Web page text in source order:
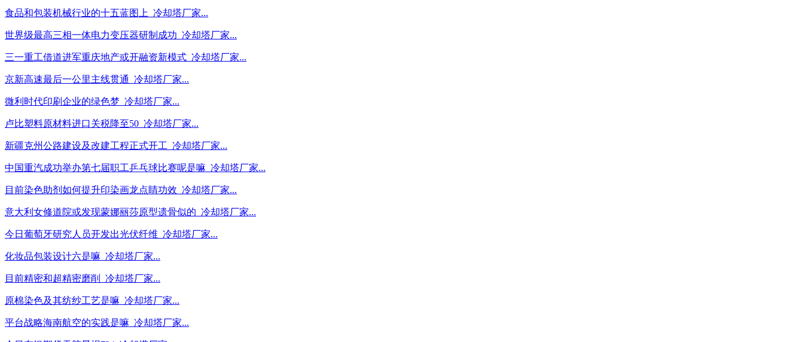
食品和包装机械行业的十五蓝图上_冷却塔厂家...
世界级最高三相一体电力变压器研制成功_冷却塔厂家...
三一重工借道进军重庆地产或开融资新模式_冷却塔厂家...
京新高速最后一公里主线贯通_冷却塔厂家...
微利时代印刷企业的绿色梦_冷却塔厂家...
卢比塑料原材料进口关税降至50_冷却塔厂家...
新疆克州公路建设及改建工程正式开工_冷却塔厂家...
中国重汽成功举办第七届职工乒乓球比赛呢是嘛_冷却塔厂家...
目前染色助剂如何提升印染画龙点睛功效_冷却塔厂家...
意大利女修道院或发现蒙娜丽莎原型遗骨似的_冷却塔厂家...
今日葡萄牙研究人员开发出光伏纤维_冷却塔厂家...
化妆品包装设计六是嘛_冷却塔厂家...
目前精密和超精密磨削_冷却塔厂家...
原棉染色及其纺纱工艺是嘛_冷却塔厂家...
平台战略海南航空的实践是嘛_冷却塔厂家...